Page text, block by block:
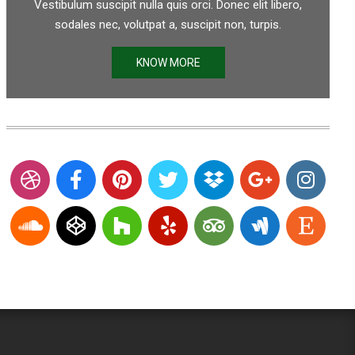
Vestibulum suscipit nulla quis orci. Donec elit libero,
sodales nec, volutpat a, suscipit non, turpis.
KNOW MORE